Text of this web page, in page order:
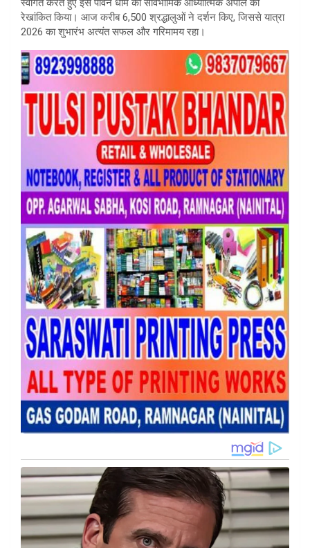
स्वागत करते हुए इस पावन धाम की सार्वभौमिक आध्यात्मिक अपील को
रेखांकित किया। आज करीब 6,500 श्रद्धालुओं ने दर्शन किए, जिससे यात्रा
2026 का शुभारंभ अत्यंत सफल और गरिमामय रहा।